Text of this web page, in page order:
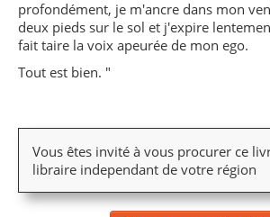
profondément, je m'ancre dans mon
deux pieds sur le sol et j'expire
fait taire la voix apeurée de mon ego.
Tout est bien. "
Vous êtes invité à vous procurer ce
libraire independant de votre région